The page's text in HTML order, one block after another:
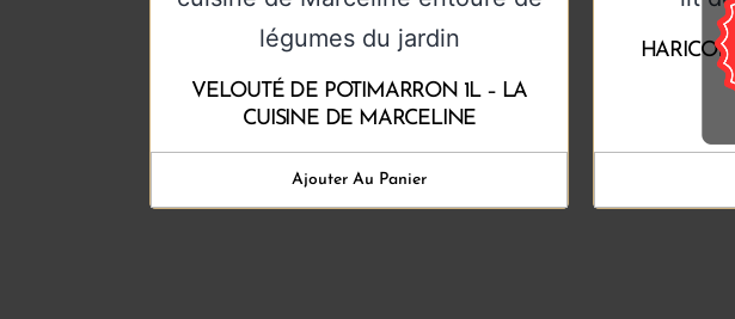
VELOUTÉ DE POTIMARRON 1L – LA
CUISINE DE MARCELINE
Ajouter Au Panier